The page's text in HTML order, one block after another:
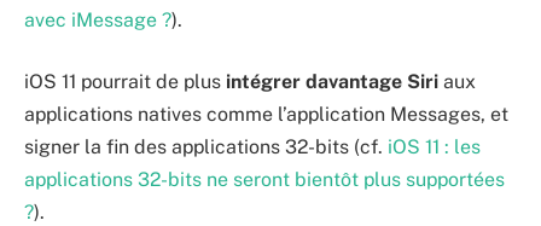
avec iMessage ?).
iOS 11 pourrait de plus intégrer davantage Siri aux
applications natives comme l’application Messages, et
signer la fin des applications 32-bits (cf. iOS 11 : les
applications 32-bits ne seront bientôt plus supportées
?).